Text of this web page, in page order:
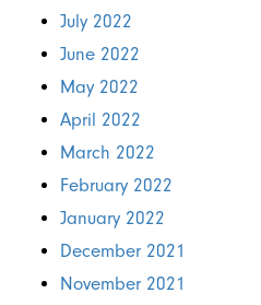
July 2022
June 2022
May 2022
April 2022
March 2022
February 2022
January 2022
December 2021
November 2021